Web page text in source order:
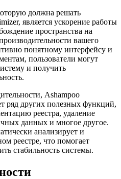
должна решать
является ускорение работы
пространства на
вашего
понятному интерфейсу и
пользователи могут
и получить
Ashampoo
ряд других полезных функций,
реестра, удаление
данных и многое другое.
анализирует и
реестре, что помогает
стабильность системы.